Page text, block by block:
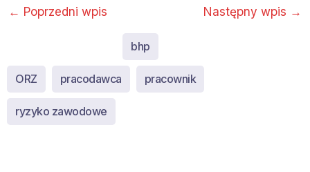
← Poprzedni wpis Następny wpis →
bhp
ORZ pracodawca pracownik
ryzyko zawodowe